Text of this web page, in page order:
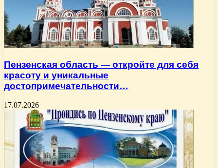
Пензенская область — откройте для себя
красоту и уникальные
достопримечательности…
17.07.2026